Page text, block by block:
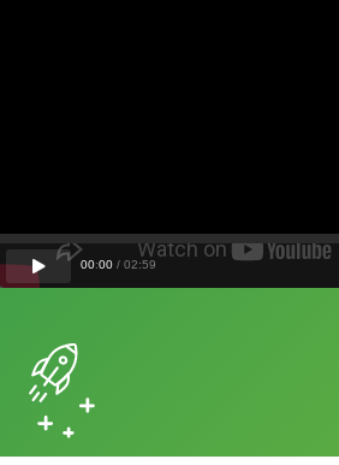
00:00 / 02:59